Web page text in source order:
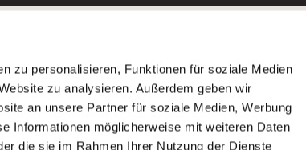
zu personalisieren, Funktionen für soziale Medien
zu analysieren. Außerdem geben wir
an unsere Partner für soziale Medien, Werbung
Informationen möglicherweise mit weiteren Daten
die sie im Rahmen Ihrer Nutzung der Dienste
AWO Gliederungen nach Bundesland
Stellenangebote nach Bundesländern
Sitemap
Impressum
Datenschutz